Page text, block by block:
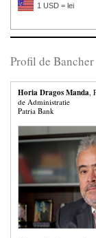
1 USD = lei
Profil de Bancher
Horia Dragos Manda,
de Administratie
Patria Bank